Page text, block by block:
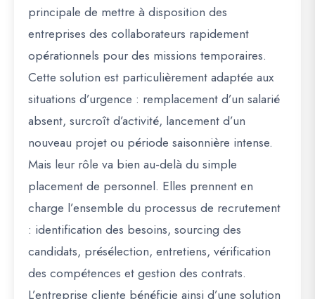
principale de mettre à disposition des
entreprises des collaborateurs rapidement
opérationnels pour des missions temporaires.
Cette solution est particulièrement adaptée aux
situations d’urgence : remplacement d’un salarié
absent, surcroît d’activité, lancement d’un
nouveau projet ou période saisonnière intense.
Mais leur rôle va bien au-delà du simple
placement de personnel. Elles prennent en
charge l’ensemble du processus de recrutement
: identification des besoins, sourcing des
candidats, présélection, entretiens, vérification
des compétences et gestion des contrats.
L’entreprise cliente bénéficie ainsi d’une solution